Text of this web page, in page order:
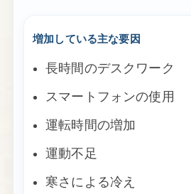
増加している主な要因
長時間のデスクワーク
スマートフォンの使用
運転時間の増加
運動不足
寒さによる冷え